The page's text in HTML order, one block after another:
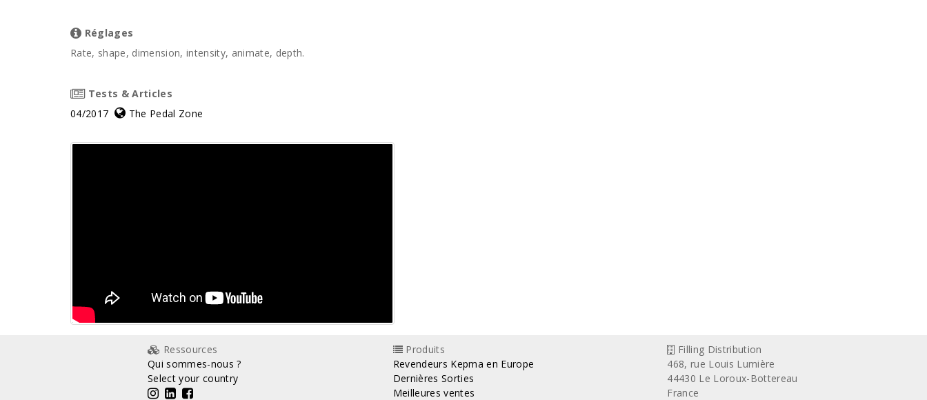
Réglages
Rate, shape, dimension, intensity, animate, depth.
Tests & Articles
04/2017
The Pedal Zone
Ressources
Qui sommes-nous ?
Select your country
Produits
Revendeurs Kepma en Europe
Dernières Sorties
Meilleures ventes
Filling Distribution
468, rue Louis Lumière
44430 Le Loroux-Bottereau
France